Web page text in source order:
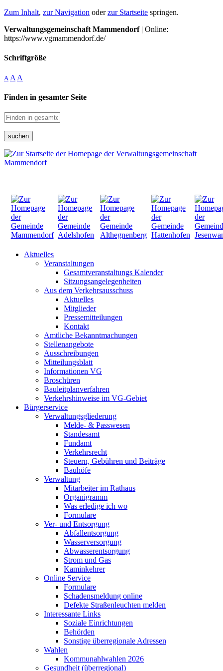
Zum Inhalt, zur Navigation oderzur Startseite springen.
Verwaltungsgemeinschaft Mammendorf| Online:
https://www.vgmammendorf.de/
Schriftgröße
A A A
Finden in gesamter Seite
suchen
Aktuelles
Veranstaltungen
Gesamtveranstaltungs Kalender
Sitzungsangelegenheiten
Aus dem Verkehrsausschuss
Aktuelles
Mitglieder
Pressemitteilungen
Kontakt
Amtliche Bekanntmachungen
Stellenangebote
Ausschreibungen
Mitteilungsblatt
Informationen VG
Broschüren
Bauleitplanverfahren
Verkehrshinweise im VG-Gebiet
Bürgerservice
Verwaltungsgliederung
Melde- & Passwesen
Standesamt
Fundamt
Verkehrsrecht
Steuern, Gebühren und Beiträge
Bauhöfe
Verwaltung
Mitarbeiter im Rathaus
Organigramm
Was erledige ich wo
Formulare
Ver- und Entsorgung
Abfallentsorgung
Wasserversorgung
Abwasserentsorgung
Strom und Gas
Kaminkehrer
Online Service
Formulare
Schadensmeldung online
Defekte Straßenleuchten melden
Interessante Links
Soziale Einrichtungen
Behörden
Sonstige überregionale Adressen
Wahlen
Kommunahlwahlen 2026
Gesundheit (überregional)